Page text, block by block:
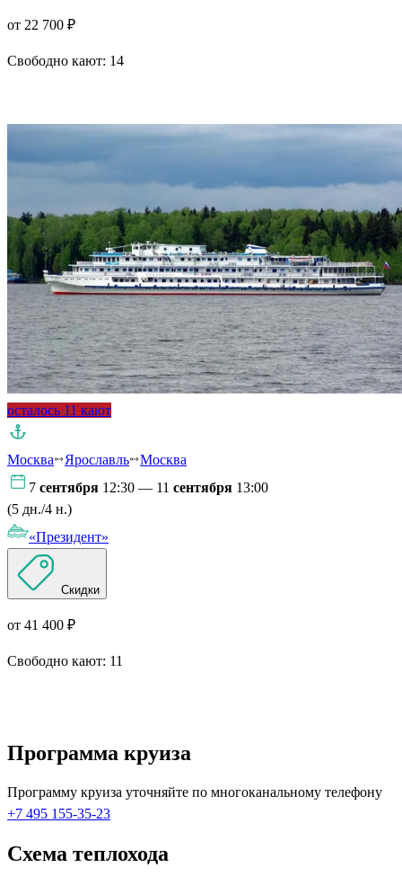
от 22 700 ₽
Свободно кают: 14
осталось 11 кают
Москва Ярославль
Москва
7 сентября 12:30 — 11 сентября 13:00
(5 дн./4 н.)
«Президент»
Скидки
от 41 400 ₽
Свободно кают: 11
Программа круиза
Программу круиза уточняйте по многоканальному телефону
+7 495 155-35-23
Схема теплохода